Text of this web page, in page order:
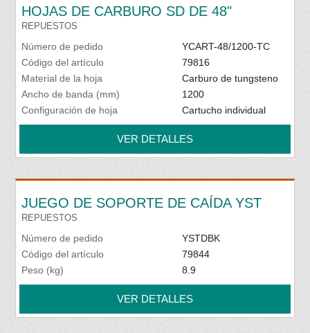
HOJAS DE CARBURO SD DE 48"
REPUESTOS
Número de pedido
YCART-48/1200-TC
Código del artículo
79816
Material de la hoja
Carburo de tungsteno
Ancho de banda (mm)
1200
Configuración de hoja
Cartucho individual
VER DETALLES
JUEGO DE SOPORTE DE CAÍDA YST
REPUESTOS
Número de pedido
YSTDBK
Código del artículo
79844
Peso (kg)
8.9
VER DETALLES